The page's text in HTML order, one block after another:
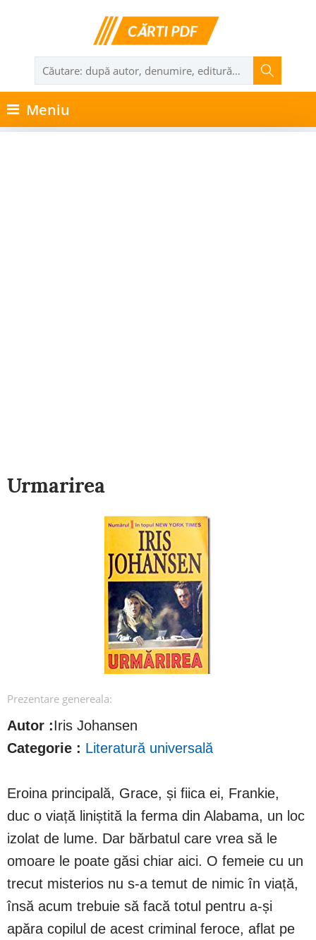
Meniu
Urmarirea
Prezentare genereala:
Autor :Iris Johansen
Categorie : Literatură universală
Eroina principală, Grace, și fiica ei, Frankie,
duc o viață liniștită la ferma din Alabama, un loc
izolat de lume. Dar bărbatul care vrea să le
omoare le poate găsi chiar aici. O femeie cu un
trecut misterios nu s-a temut de nimic în viață,
însă acum trebuie să facă totul pentru a-și
apăra copilul de acest criminal feroce, aflat pe